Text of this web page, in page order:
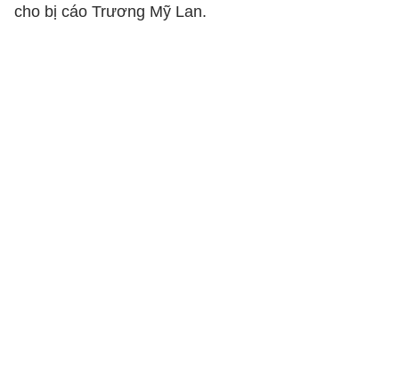
cho bị cáo Trương Mỹ Lan.